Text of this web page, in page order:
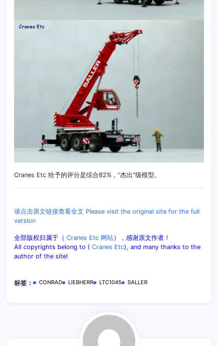
Cranes Etc 给予的评分是综合82%，“杰出”级模型。
请点击原文链接查看全文 Please visit the original site for the full
version
全部版权归属于（ Cranes Etc 网站），感谢原文作者！
All copyrights belong to ( Cranes Etc), and many thanks to the
author of the site!
标签： CONRAD LIEBHERR LTC1045 SALLER